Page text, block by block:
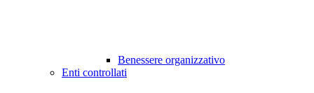
Benessere organizzativo
Enti controllati